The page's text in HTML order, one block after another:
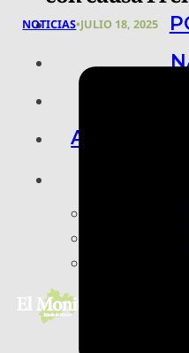
ARTE,
NOTICIAS•JULIO 18, 2025